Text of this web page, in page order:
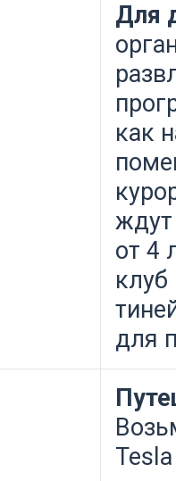
Для
как
ждут
от 4
клуб
для